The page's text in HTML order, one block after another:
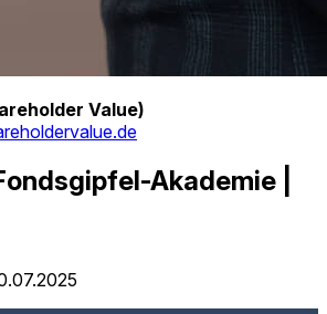
Value)
Akademie |